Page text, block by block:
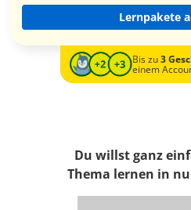
Lernpakete
Bis zu3
einem
Du willst ganz
Thema lernen in